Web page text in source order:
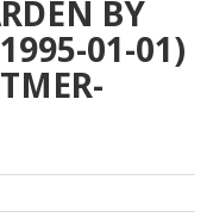
BY
01-01)